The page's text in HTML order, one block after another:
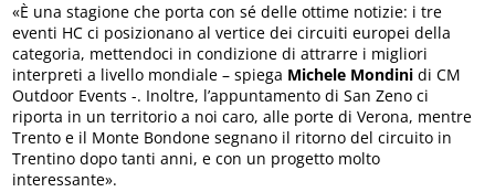
«È una stagione che porta con sé delle ottime notizie: i tre
eventi HC ci posizionano al vertice dei circuiti europei della
categoria, mettendoci in condizione di attrarre i migliori
interpreti a livello mondiale – spiega Michele Mondini di CM
Outdoor Events -. Inoltre, l’appuntamento di San Zeno ci
riporta in un territorio a noi caro, alle porte di Verona, mentre
Trento e il Monte Bondone segnano il ritorno del circuito in
Trentino dopo tanti anni, e con un progetto molto
interessante».